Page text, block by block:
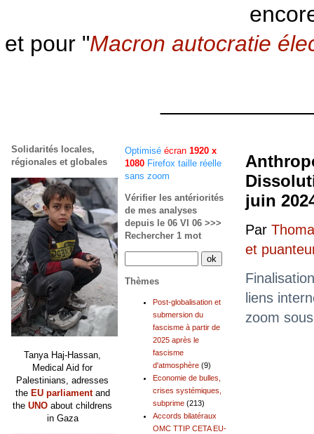
et pour "Macron autocratie
juin
Par
et
liens
zoom
Optimisé écran 1920 x
1080 Firefox taille réelle
sans zoom
Vérifier les antériorités
de mes analyses
depuis le 06 VI 06 >>>
Rechercher 1 mot
Thèmes
Post-globalisation et
submersion du
fascisme à partir de
2025 après le
fascisme
d'atmosphère (9)
Economie de bulles,
crises systémiques,
subprime (213)
Accords bilatéraux
OMC TTIP CETA EU-
Solidarités locales,
régionales et globales
Tanya Haj-Hassan,
Medical Aid for
Palestinians, adresses
the EU parliamentand
the UNO about childrens
in Gaza